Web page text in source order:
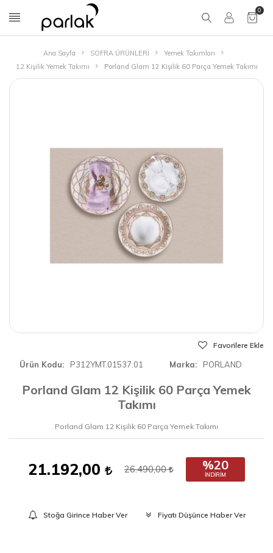
0
Ana Sayfa SOFRA ÜRÜNLERİ
Yemek Takımları
12 Kişilik Yemek Takımı
Porland Glam 12 Kişilik 60 Parça Yemek Takımı
Favorilere Ekle
Ürün Kodu P312YMT.01537.01 Marka PORLAND
Porland Glam 12 Kişilik 60 Parça Yemek
Takımı
Porland Glam 12 Kişilik 60 Parça Yemek Takımı
21.192,00 26.490,00 %20
İNDIRIM
Stoğa Girince Haber Ver Fiyatı Düşünce Haber Ver